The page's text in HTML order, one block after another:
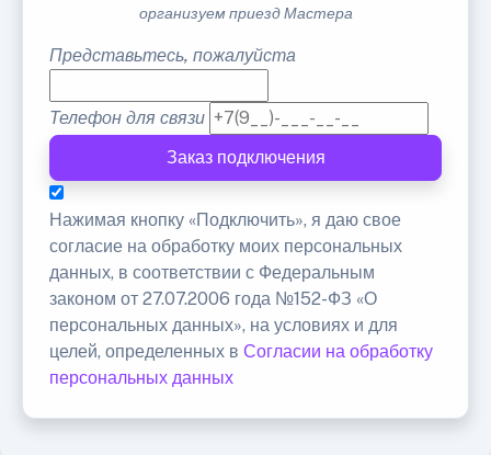
организуем приезд Мастера
Представьтесь, пожалуйста
Телефон для связи
Заказ подключения
Нажимая кнопку «Подключить», я даю свое
согласие на обработку моих персональных
данных, в соответствии с Федеральным
законом от 27.07.2006 года №152-ФЗ «О
персональных данных», на условиях и для
целей, определенных в Согласии на обработку
персональных данных